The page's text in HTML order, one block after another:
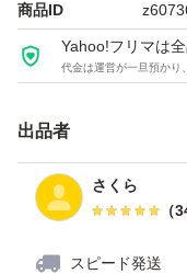
商品ID
Yahoo!フリマは
代金は運営が一旦預かり
出品者
さくら
（
スピード発送